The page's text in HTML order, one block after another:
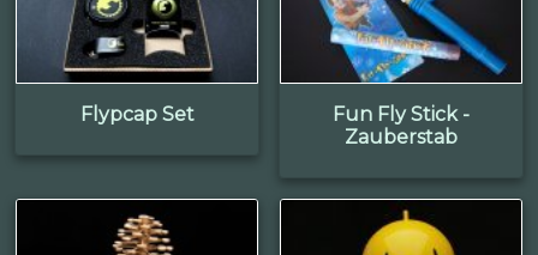
Flypcap Set
Fun Fly Stick -
Zauberstab